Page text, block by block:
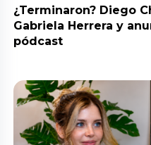
¿Terminaron? Diego
Gabriela Herrera y
pódcast